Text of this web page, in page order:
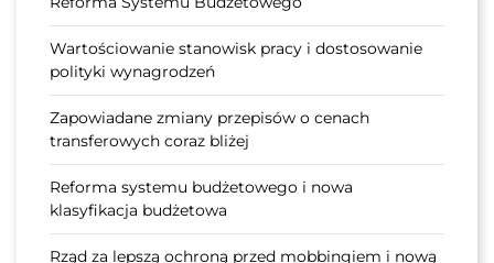
Wartościowanie stanowisk pracy i dostosowanie
polityki wynagrodzeń
Zapowiadane zmiany przepisów o cenach
transferowych coraz bliżej
Reforma systemu budżetowego i nowa
klasyfikacja budżetowa
Rząd za lepszą ochroną przed mobbingiem i nową